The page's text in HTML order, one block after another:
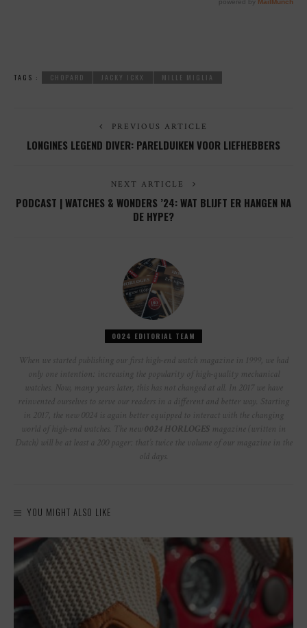
TAGS : CHOPARD JACKY ICKX MILLE MIGLIA
PREVIOUS ARTICLE
LONGINES LEGEND DIVER: PARELDUIKEN VOOR LIEFHEBBERS
NEXT ARTICLE
PODCAST | WATCHES & WONDERS ’24: WAT BLIJFT ER HANGEN NA
DE HYPE?
0024 EDITORIAL TEAM
When we started publishing our first high-end watch magazine in 1999, we had
only one intention: increasing the popularity of high-quality mechanical
watches. Now, many years later, this has not changed at all. In 2017 we have
reinvented ourselves to serve our readers in a different and better way. Starting
in 2017, the new 0024 is again better equipped to interact with the changing
world of high-end watches. The new 0024 HORLOGES magazine (written in
Dutch) will be at least a 200 pager: that’s twice the volume of our magazine in the
old days.
YOU MIGHT ALSO LIKE